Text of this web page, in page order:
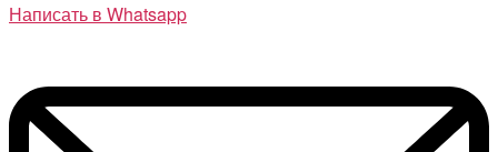
Написать в Whatsapp